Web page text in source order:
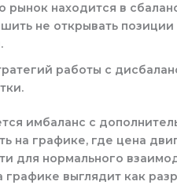
рынок находится в
не открывать
работы с
имбаланс с
на графике, где цена
для нормального
графике выглядит как